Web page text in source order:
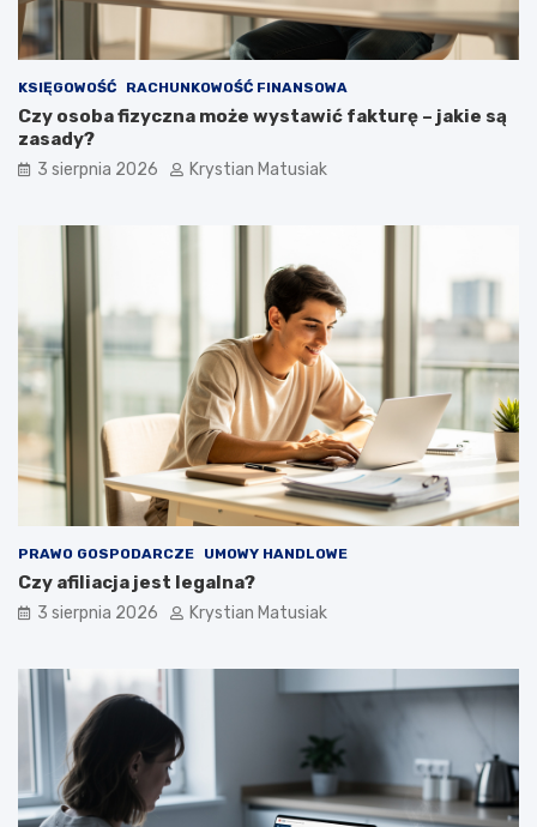
KSIĘGOWOŚĆ RACHUNKOWOŚĆ FINANSOWA
Czy osoba fizyczna może wystawić fakturę – jakie są
zasady?
3 sierpnia 2026 Krystian Matusiak
PRAWO GOSPODARCZE UMOWY HANDLOWE
Czy afiliacja jest legalna?
3 sierpnia 2026 Krystian Matusiak